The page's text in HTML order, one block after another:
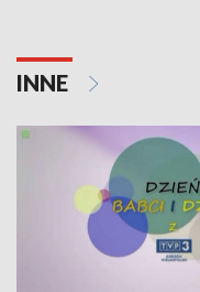
INNE